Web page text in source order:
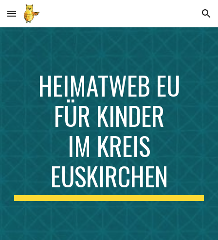
Skip to main content Skip to navigation
HEIMATWEB EU
FÜR KINDER
IM KREIS
EUSKIRCHEN